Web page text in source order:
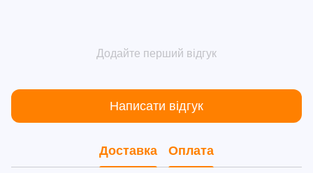
Додайте перший відгук
Написати відгук
Доставка Оплата